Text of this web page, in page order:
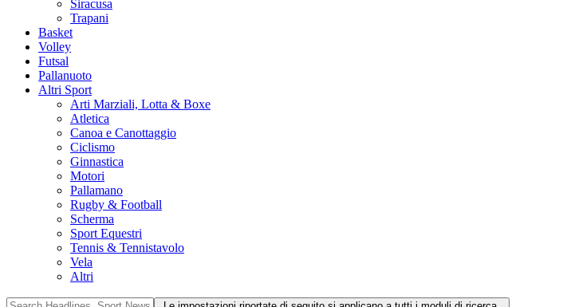
Siracusa
Trapani
Basket
Volley
Futsal
Pallanuoto
Altri Sport
Arti Marziali, Lotta & Boxe
Atletica
Canoa e Canottaggio
Ciclismo
Ginnastica
Motori
Pallamano
Rugby & Football
Scherma
Sport Equestri
Tennis & Tennistavolo
Vela
Altri